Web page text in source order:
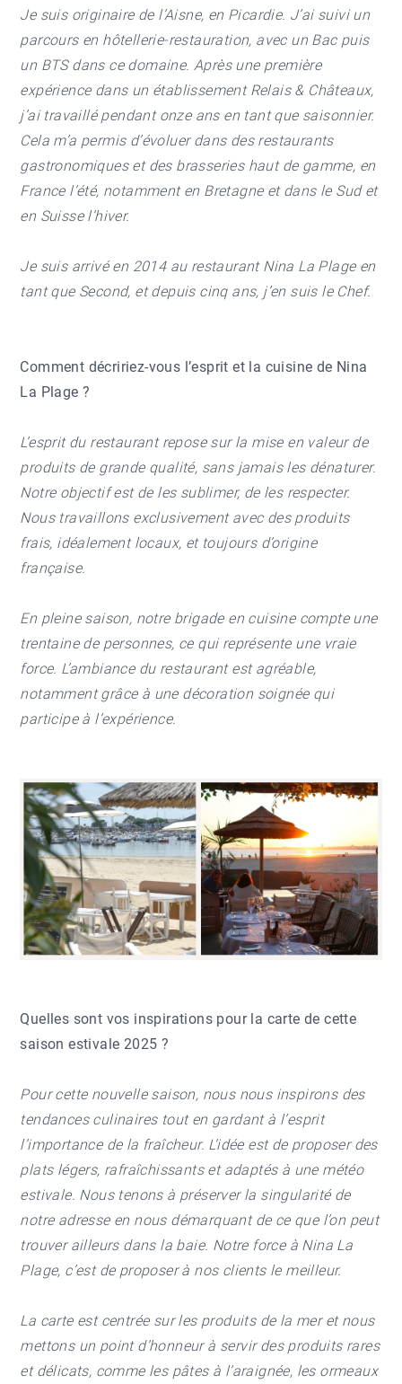
Je suis originaire de l’Aisne, en Picardie. J’ai suivi un
parcours en hôtellerie-restauration, avec un Bac puis
un BTS dans ce domaine. Après une première
expérience dans un établissement Relais & Châteaux,
j’ai travaillé pendant onze ans en tant que saisonnier.
Cela m’a permis d’évoluer dans des restaurants
gastronomiques et des brasseries haut de gamme, en
France l’été, notamment en Bretagne et dans le Sud et
en Suisse l’hiver.
Je suis arrivé en 2014 au restaurant Nina La Plage en
tant que Second, et depuis cinq ans, j’en suis le Chef.
Comment décririez-vous l’esprit et la cuisine de Nina
La Plage ?
L’esprit du restaurant repose sur la mise en valeur de
produits de grande qualité, sans jamais les dénaturer.
Notre objectif est de les sublimer, de les respecter.
Nous travaillons exclusivement avec des produits
frais, idéalement locaux, et toujours d’origine
française.
En pleine saison, notre brigade en cuisine compte une
trentaine de personnes, ce qui représente une vraie
force. L’ambiance du restaurant est agréable,
notamment grâce à une décoration soignée qui
participe à l’expérience.
Quelles sont vos inspirations pour la carte de cette
saison estivale 2025 ?
Pour cette nouvelle saison, nous nous inspirons des
tendances culinaires tout en gardant à l’esprit
l’importance de la fraîcheur. L’idée est de proposer des
plats légers, rafraîchissants et adaptés à une météo
estivale. Nous tenons à préserver la singularité de
notre adresse en nous démarquant de ce que l’on peut
trouver ailleurs dans la baie. Notre force à Nina La
Plage, c’est de proposer à nos clients le meilleur.
La carte est centrée sur les produits de la mer et nous
mettons un point d’honneur à servir des produits rares
et délicats, comme les pâtes à l’araignée, les ormeaux